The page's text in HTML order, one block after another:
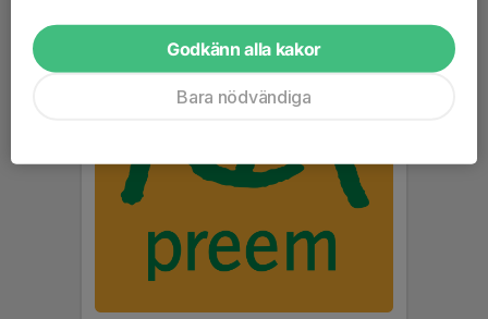
Godkänn alla kakor
Bara nödvändiga